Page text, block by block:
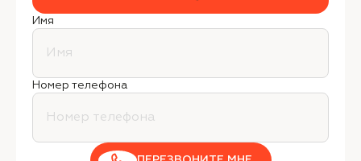
Имя
Номер телефона